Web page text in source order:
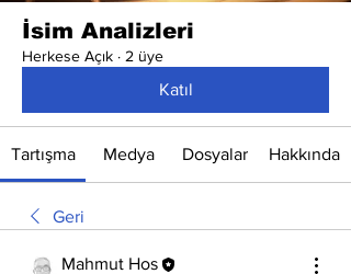
İsim Analizleri
Herkese Açık · 2 üye
Katıl
Tartışma Medya Dosyalar Hakkında
Geri
Mahmut Hos